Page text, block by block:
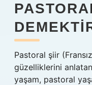
Pastoral şiir
güzelliklerini
yaşam, pastoral